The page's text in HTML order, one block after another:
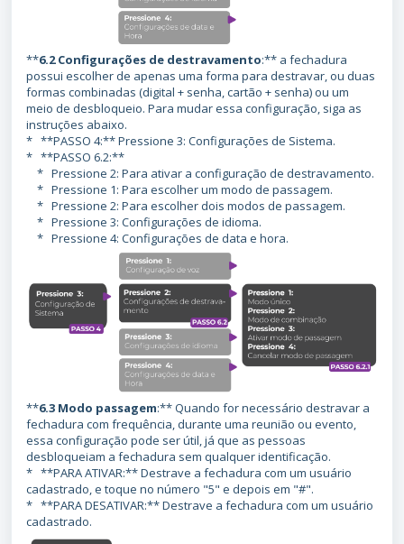
**6.2 Configurações de destravamento:** a fechadura
possui escolher de apenas uma forma para destravar, ou duas
formas combinadas (digital + senha, cartão + senha) ou um
meio de desbloqueio. Para mudar essa configuração, siga as
instruções abaixo.
* **PASSO 4:** Pressione 3: Configurações de Sistema.
* **PASSO 6.2:**
* Pressione 2: Para ativar a configuração de destravamento.
* Pressione 1: Para escolher um modo de passagem.
* Pressione 2: Para escolher dois modos de passagem.
* Pressione 3: Configurações de idioma.
* Pressione 4: Configurações de data e hora.
**6.3 Modo passagem:** Quando for necessário destravar a
fechadura com frequência, durante uma reunião ou evento,
essa configuração pode ser útil, já que as pessoas
desbloqueiam a fechadura sem qualquer identificação.
* **PARA ATIVAR:** Destrave a fechadura com um usuário
cadastrado, e toque no número "5" e depois em "#".
* **PARA DESATIVAR:** Destrave a fechadura com um usuário
cadastrado.